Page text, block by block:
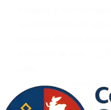
CCRO Team